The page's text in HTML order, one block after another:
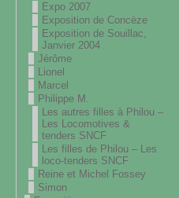
Expo 2007
Exposition de Concèze
Exposition de Souillac,
Janvier 2004
Jérôme
Lionel
Marcel
Philippe M.
Les autres filles à Philou –
Les Locomotives &
tenders SNCF
Les filles de Philou – Les
loco-tenders SNCF
Reine et Michel Fossey
Simon